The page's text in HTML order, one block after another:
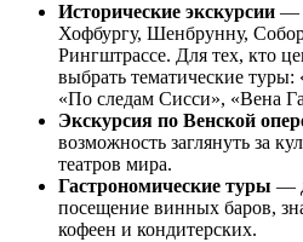
Исторические экскурсии —
Хофбургу, Шенбрунну,
Рингштрассе. Для тех, кто
выбрать тематические
«По следам Сисси», «Вена
Экскурсия по Венской
возможность заглянуть за
театров мира.
Гастрономические туры —
посещение винных баров,
кофеен и кондитерских.